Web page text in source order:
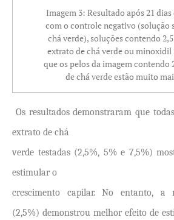
Imagem 3: Resultado após 21
com o controle negativo (solução
chá verde), soluções contendo
extrato de chá verde ou minoxidil
que os pelos da imagem contendo
de chá verde estão muito
Os resultados demonstraram que
extrato de chá
verde testadas (2,5%, 5% e 7,5%)
estimular o
crescimento capilar. No entanto, a
(2,5%) demonstrou melhor efeito de